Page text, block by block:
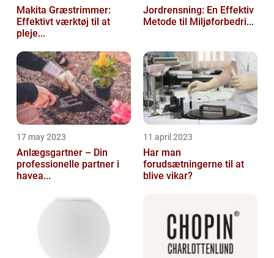
Makita Græstrimmer:
Effektivt værktøj til at
pleje...
Jordrensning: En Effektiv
Metode til Miljøforbedri...
17 may 2023
Anlægsgartner – Din
professionelle partner i
havea...
11 april 2023
Har man
forudsætningerne til at
blive vikar?